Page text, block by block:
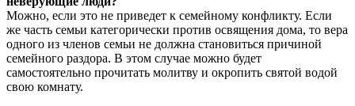
Можно, если это не приведет к семейному конфликту. Если
же часть семьи категорически против освящения дома, то вера
одного из членов семьи не должна становиться причиной
семейного раздора. В этом случае можно будет
самостоятельно прочитать молитву и окропить святой водой
свою комнату.